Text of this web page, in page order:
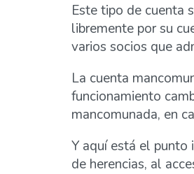
Este tipo de cuenta
libremente por su
varios socios que
La cuenta
funcionamiento
mancomunada, en
Y aquí está el punto
de herencias, al